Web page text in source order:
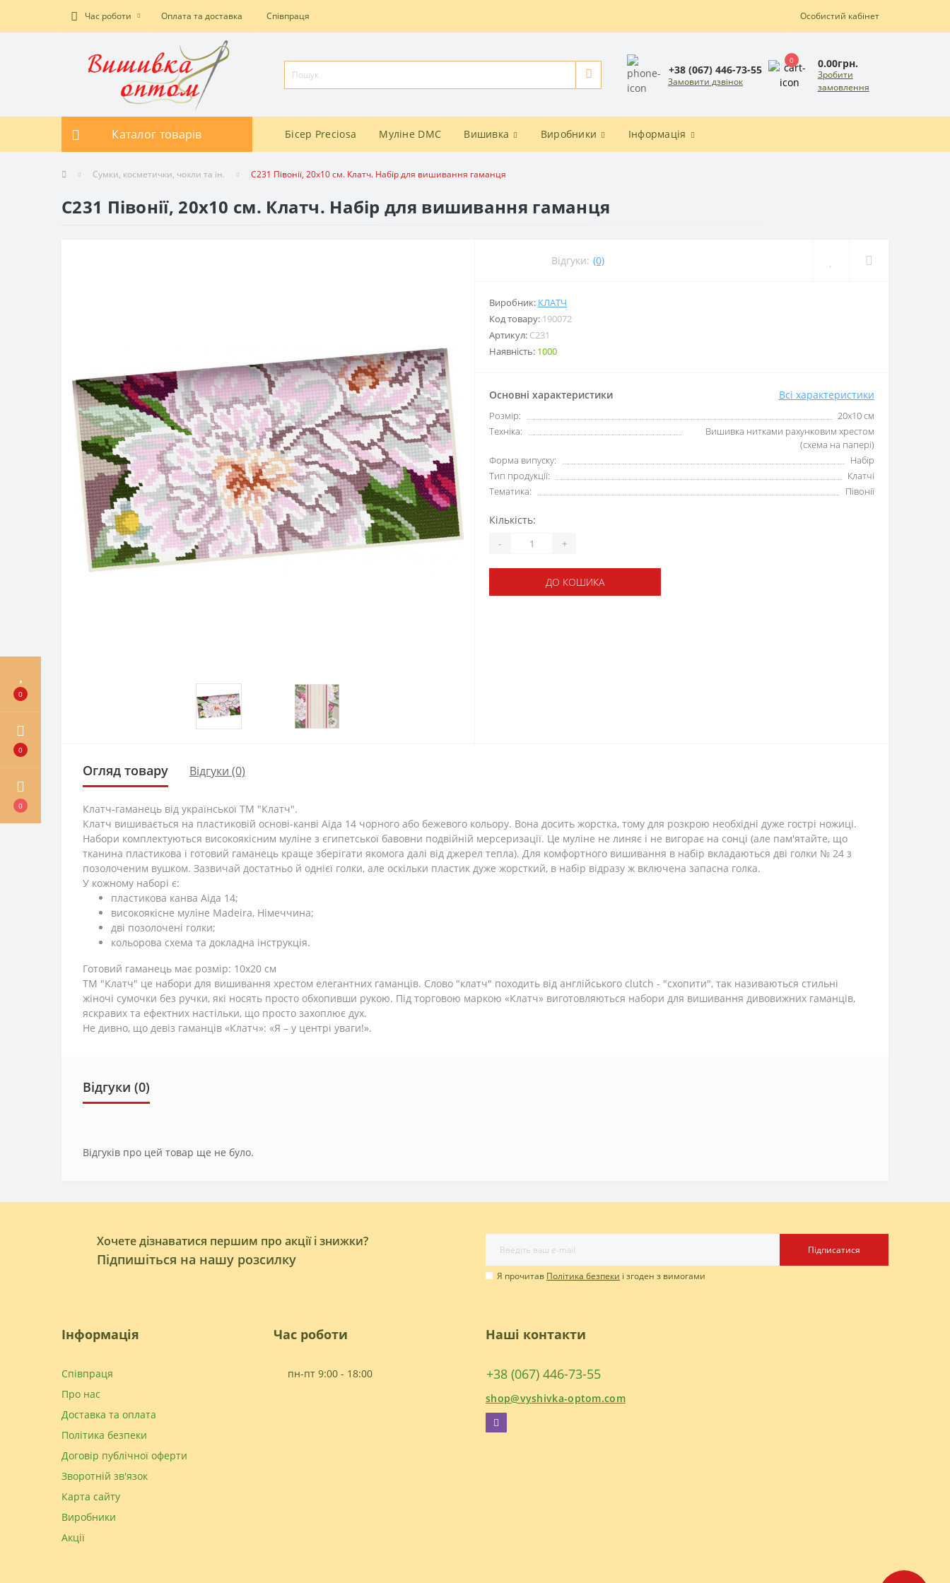
0
0
0
Час роботи Оплата та доставка Співпраця Особистий кабінет
+38 (067) 446-73-55
Замовити дзвінок
0 0.00грн.
Зробити
замовлення
Каталог товарів Бісер Preciosa Муліне DMC Вишивка Виробники Інформація
Сумки, косметички, чохли та ін. C231 Півонії, 20x10 см. Клатч. Набір для вишивання гаманця
C231 Півонії, 20x10 см. Клатч. Набір для вишивання гаманця
Відгуки: (0)
Виробник: КЛАТЧ
Код товару: 190072
Артикул: C231
Наявність: 1000
Основні характеристики Всі характеристики
Розмір:
20x10 см
Техніка:
Вишивка нитками рахунковим хрестом
(схема на папері)
Форма випуску:
Набір
Тип продукції:
Клатчі
Тематика:
Півонії
Кількість:
- +
ДО КОШИКА
Огляд товару Відгуки (0)
Клатч-гаманець від української ТМ "Клатч".
Клатч вишивається на пластиковій основі-канві Аіда 14 чорного або бежевого кольору. Вона досить жорстка, тому для розкрою необхідні дуже гострі ножиці.
Набори комплектуються високоякісним муліне з єгипетської бавовни подвійній мерсеризації. Це муліне не линяє і не вигорає на сонці (але пам'ятайте, що
тканина пластикова і готовий гаманець краще зберігати якомога далі від джерел тепла). Для комфортного вишивання в набір вкладаються дві голки № 24 з
позолоченим вушком. Зазвичай достатньо й однієї голки, але оскільки пластик дуже жорсткий, в набір відразу ж включена запасна голка.
У кожному наборі є:
пластикова канва Аіда 14;
високоякісне муліне Madeira, Німеччина;
дві позолочені голки;
кольорова схема та докладна інструкція.
Готовий гаманець має розмір: 10х20 см
ТМ "Клатч" це набори для вишивання хрестом елегантних гаманців. Слово "клатч" походить від англійського clutch - "схопити", так називаються стильні
жіночі сумочки без ручки, які носять просто обхопивши рукою. Під торговою маркою «Клатч» виготовляються набори для вишивання дивовижних гаманців,
яскравих та ефектних настільки, що просто захоплює дух.
Не дивно, що девіз гаманців «Клатч»: «Я – у центрі уваги!».
Відгуки (0)
Відгуків про цей товар ще не було.
Хочете дізнаватися першим про акції і знижки?
Підпишіться на нашу розсилку
Підписатися
Я прочитав Політика безпеки і згоден з вимогами
Інформація
Співпраця
Про нас
Доставка та оплата
Політика безпеки
Договір публічної оферти
Зворотній зв'язок
Карта сайту
Виробники
Акції
Час роботи
пн-пт 9:00 - 18:00
Наші контакти
+38 (067) 446-73-55
shop@vyshivka-optom.com